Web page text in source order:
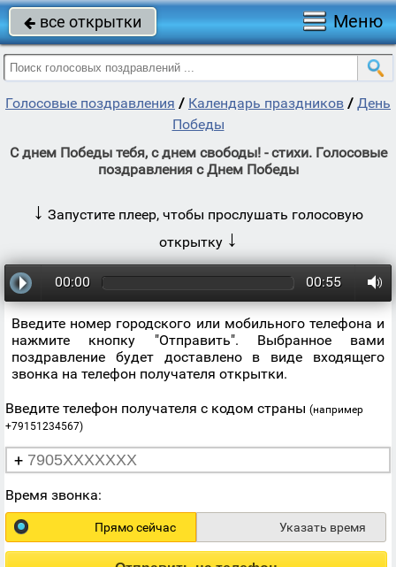
 все открытки Меню
Голосовые поздравления / Календарь праздников / День
Победы
С днем Победы тебя, с днем свободы! - стихи. Голосовые
поздравления с Днем Победы
↓ Запустите плеер, чтобы прослушать голосовую
открытку ↓
00:00 00:55
Введите номер городского или мобильного телефона и
нажмите кнопку "Отправить". Выбранное вами
поздравление будет доставлено в виде входящего
звонка на телефон получателя открытки.
Введите телефон получателя с кодом страны (например
+79151234567)
+
Время звонка:
Прямо сейчас Указать время